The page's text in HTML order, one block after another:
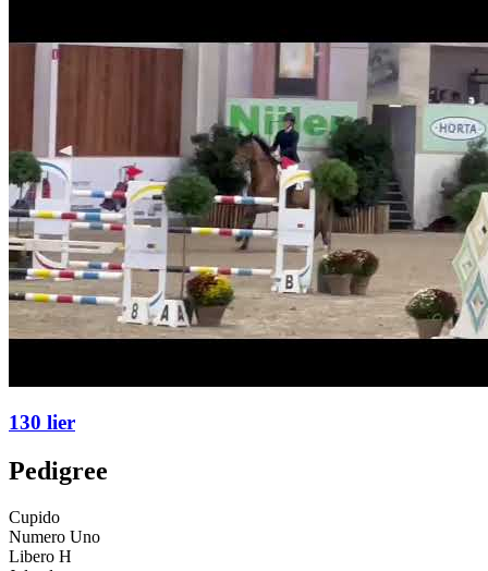
130 lier
Pedigree
Cupido
Numero Uno
Libero H